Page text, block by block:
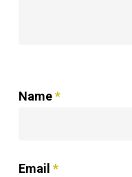
Name*
Email *